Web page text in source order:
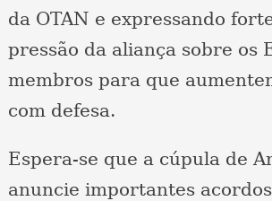
da OTAN e expressando
pressão da aliança sobre os
membros para que
com defesa.
Espera-se que a cúpula de
anuncie importantes